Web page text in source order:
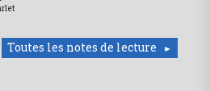
Toutes les notes de lecture